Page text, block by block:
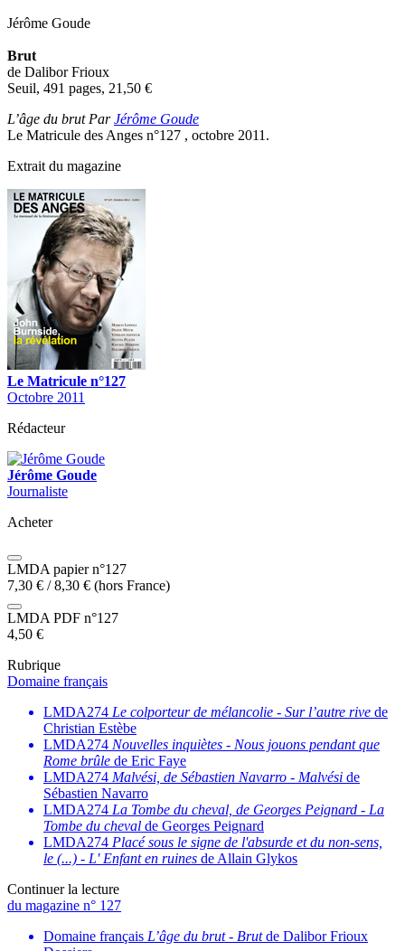
Jérôme Goude
Brut
de Dalibor Frioux
Seuil, 491 pages, 21,50 €
L’âge du brut ParJérôme Goude
Le Matricule des Anges n°127 , octobre 2011.
Extrait du magazine
Le Matricule n°127
Octobre 2011
Rédacteur
Jérôme Goude
Journaliste
Acheter
LMDA papier n°127
7,30 € /8,30 € (hors France)
LMDA PDF n°127
4,50 €
Rubrique
Domaine français
LMDA274 Le colporteur de mélancolie - Sur l’autre rive de
Christian Estèbe
LMDA274 Nouvelles inquiètes - Nous jouons pendant que
Rome brûle de Eric Faye
LMDA274 Malvési, de Sébastien Navarro - Malvési de
Sébastien Navarro
LMDA274 La Tombe du cheval, de Georges Peignard - La
Tombe du cheval de Georges Peignard
LMDA274 Placé sous le signe de l'absurde et du non-sens,
le (...) - L' Enfant en ruines de Allain Glykos
Continuer la lecture
du magazine n° 127
Domaine français L’âge du brut - Brutde Dalibor Frioux